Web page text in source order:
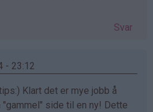
Svar
- 23:12
Klart det er mye jobb å
"gammel" side til en ny! Dette